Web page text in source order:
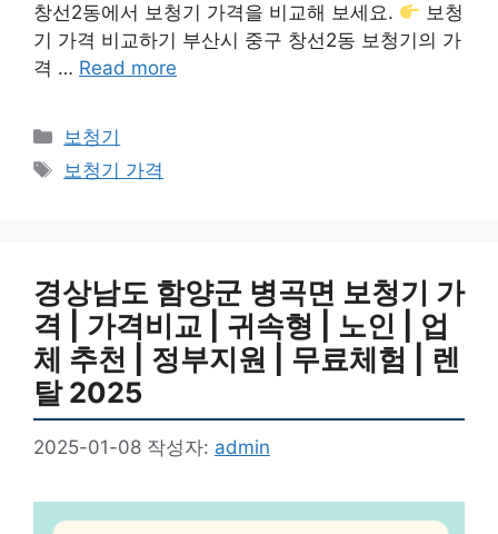
창선2동에서 보청기 가격을 비교해 보세요.
보청
기 가격 비교하기 부산시 중구 창선2동 보청기의 가
격 … Read more
카
테
보청기
태
보청기 가격
경상남도 함양군 병곡면 보청기 가
격 | 가격비교 | 귀속형 | 노인 | 업
체 추천 | 정부지원 | 무료체험 | 렌
탈 2025
2025-01-08 작성자: admin